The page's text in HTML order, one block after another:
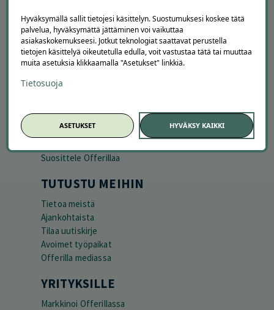
APUA JA NEUVOJA
Asiakaspalvelu
Kuinka Offerilla toimii
Suosittele Offerillaa
TUTUSTU MEIHIN
Tietoa meistä
Ajankohtaista
Tilaa uutiskirje
Avoimet työpaikat
Offerilla mediassa
YRITYKSILLE
Markkinoi Offerillassa
Hyväksymällä sallit tietojesi käsittelyn. Suostumuksesi koskee tätä
palvelua, hyväksymättä jättäminen voi vaikuttaa
asiakaskokemukseesi. Jotkut teknologiat saattavat perustella
tietojen käsittelyä oikeutetulla edulla, voit vastustaa tätä tai muuttaa
muita asetuksia klikkaamalla "Asetukset" linkkiä.
Tietosuoja
ASETUKSET HYVÄKSY KAIKKI